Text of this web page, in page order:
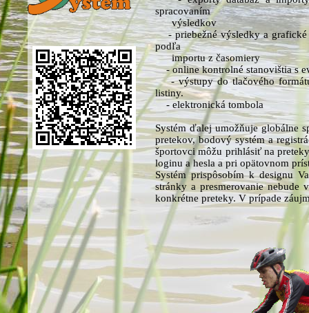
spracovaním
výsledkov
- priebežné výsledky a grafické
podľa
importu z časomiery
- online kontrolné stanovištia s
- výstupy do tlačového formátu
listiny.
- elektronická tombola
Systém ďalej umožňuje globálne
pretekov, bodový systém a
športovci môžu prihlásiť na
loginu a hesla a pri opätovnom
Systém prispôsobím k designu
stránky a presmerovanie nebude
konkrétne preteky. V prípade